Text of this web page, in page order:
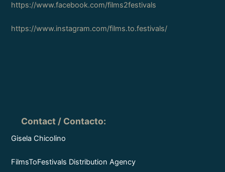
https://www.facebook.com/films2festivals
https://www.instagram.com/films.to.festivals/
Contact / Contacto:
Gisela Chicolino
FilmsToFestivals Distribution Agency